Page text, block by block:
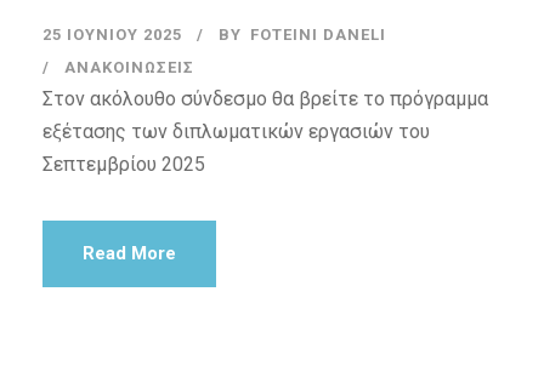
25 ΙΟΥΝΊΟΥ 2025 BY FOTEINI DANELI
ΑΝΑΚΟΙΝΏΣΕΙΣ
Στον ακόλουθο σύνδεσμο θα βρείτε το πρόγραμμα
εξέτασης των διπλωματικών εργασιών του
Σεπτεμβρίου 2025
Read More